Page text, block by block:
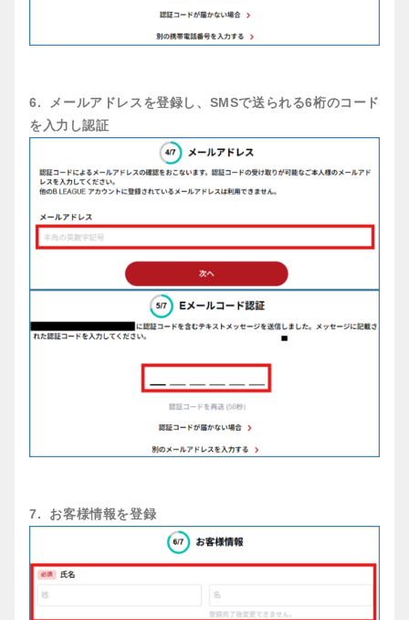
6. メールアドレスを登録し、SMSで送られる6桁のコード
を入力し認証
7. お客様情報を登録